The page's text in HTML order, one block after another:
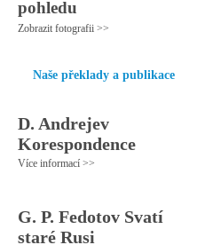
pohledu
Zobrazit fotografii >>
Naše překlady a publikace
D. Andrejev
Korespondence
Více informací >>
G. P. Fedotov Svatí
staré Rusi